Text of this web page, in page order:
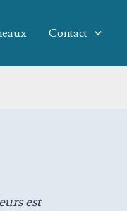
Contact
est